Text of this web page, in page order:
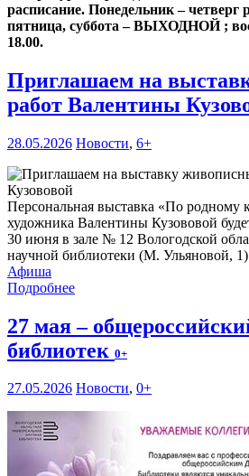
расписание. Понедельник – четверг
пятница, суббота – ВЫХОДНОЙ ;
18.00.
Приглашаем на
работ Валентины
28.05.2026 Новости, 6+
Персональная выставка «По родному
художника Валентины Кузововой
30 июня в зале № 12 Вологодской
научной библиотеки (М. Ульяновой,
Афиша
Подробнее
27 мая –
библиотек 0+
27.05.2026 Новости, 0+